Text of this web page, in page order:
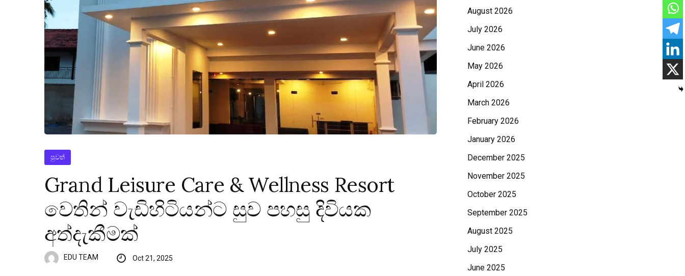
පුවත්
Grand Leisure Care & Wellness Resort
වෙතින් වැඩිහිටියන්ට සුව පහසු දිවියක
අත්දැකීමක්
EDU TEAM Oct 21, 2025
August 2026
July 2026
June 2026
May 2026
April 2026
March 2026
February 2026
January 2026
December 2025
November 2025
October 2025
September 2025
August 2025
July 2025
June 2025